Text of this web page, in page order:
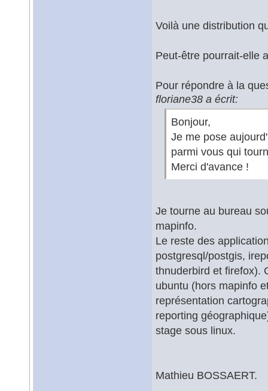
Voilà une distribution
Peut-être pourrait-elle
Pour répondre à la
floriane38 a écrit:
Bonjour,
Je me pose
parmi vous qui
Merci d'avance !
Je tourne au bureau
mapinfo.
Le reste des
postgresql/postgis,
thnuderbird et firefox).
ubuntu (hors mapinfo
représentation
reporting
stage sous linux.
Mathieu BOSSAERT.